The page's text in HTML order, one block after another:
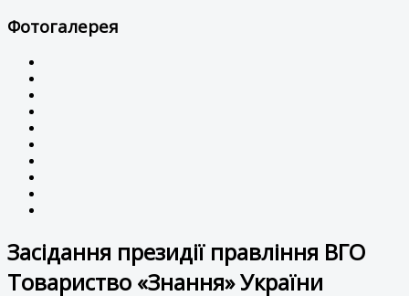
Фотогалерея
Засідання президії правління ВГО
Товариство «Знання» України